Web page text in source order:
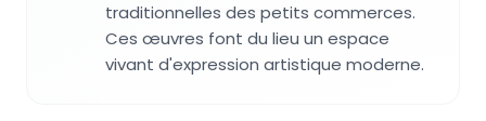
traditionnelles des petits commerces.
Ces œuvres font du lieu un espace
vivant d'expression artistique moderne.